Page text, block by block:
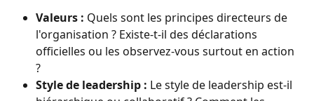
Valeurs : Quels sont les principes directeurs de
l'organisation ? Existe-t-il des déclarations
officielles ou les observez-vous surtout en action
?
Style de leadership : Le style de leadership est-il